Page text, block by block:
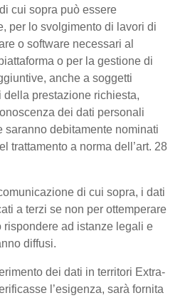
cui sopra può essere
per lo svolgimento di lavori di
o software necessari al
o per la gestione di
anche a soggetti
prestazione richiesta,
dei dati personali
saranno debitamente nominati
trattamento a norma dell’art. 28
di cui sopra, i dati
a terzi se non per ottemperare
ad istanze legali e
diffusi.
dei dati in territori Extra-
l’esigenza, sarà fornita